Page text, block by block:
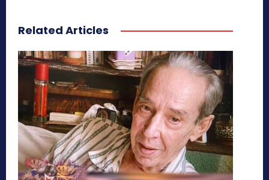
Related Articles